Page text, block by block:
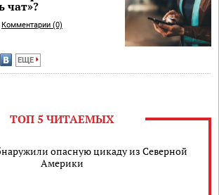
чат»?
Комментарии (0)
ЕЩЕ
ТОП 5 ЧИТАЕМЫХ
опасную цикаду из Северной
Америки